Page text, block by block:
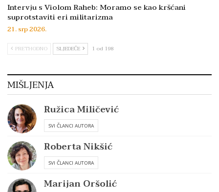
Intervju s Violom Raheb: Moramo se kao kršćani
suprotstaviti eri militarizma
21. srp 2026.
PRETHODNO SLJEDEĆE 1 od 198
MIŠLJENJA
Ružica Miličević
SVI ČLANCI AUTORA
Roberta Nikšić
SVI ČLANCI AUTORA
Marijan Oršolić